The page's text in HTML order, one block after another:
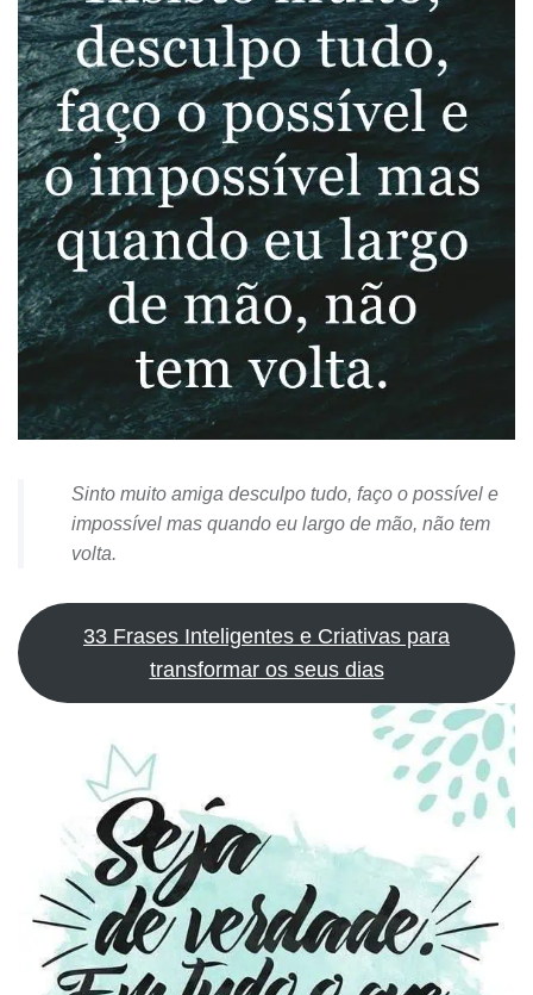
Sinto muito amiga desculpo tudo, faço o possível e
impossível mas quando eu largo de mão, não tem
volta.
33 Frases Inteligentes e Criativas para
transformar os seus dias